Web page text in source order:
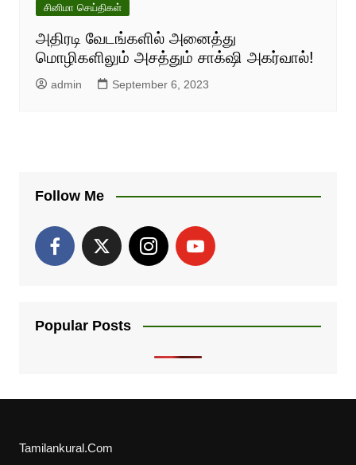
சினிமா செய்திகள்
அதிரடி வேடங்களில் அனைத்து
மொழிகளிலும் அசத்தும் சாக்‌ஷி அகர்வால்!
admin September 6, 2023
Follow Me
Popular Posts
Tamilankural.Com